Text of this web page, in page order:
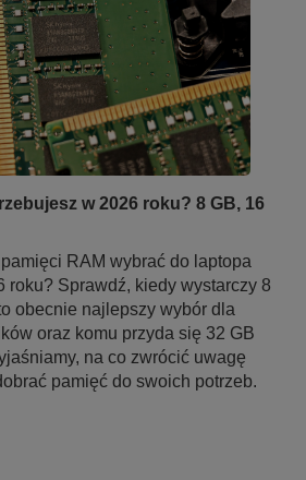
w 2026 roku? 8 GB, 16
RAM wybrać do laptopa
roku? Sprawdź, kiedy wystarczy 8
obecnie najlepszy wybór dla
oraz komu przyda się 32 GB
na co zwrócić uwagę
pamięć do swoich potrzeb.